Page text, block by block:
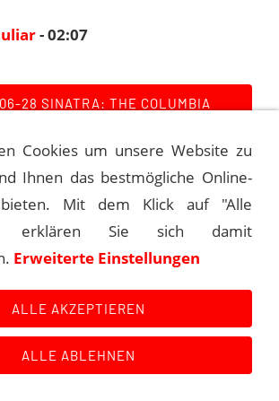
- 02:07
28 SINATRA: THE COLUMBIA
SESSIONS
Main Event History
Quellen
Datenschutzerklärung
Cookies um unsere Website zu
Ihnen das bestmögliche Online-
Mit dem Klick auf "Alle
erklären Sie sich damit
Erweiterte Einstellungen
ALLE AKZEPTIEREN
ALLE ABLEHNEN